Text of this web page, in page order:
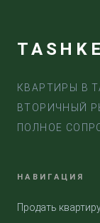
КВАРТИРЫ В
ВТОРИЧНЫЙ
ПОЛНОЕ
НАВИГАЦИЯ
Продать